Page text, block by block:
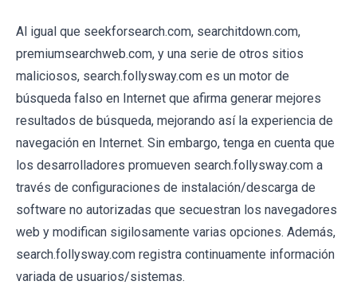
Al igual que seekforsearch.com, searchitdown.com,
premiumsearchweb.com, y una serie de otros sitios
maliciosos, search.follysway.com es un motor de
búsqueda falso en Internet que afirma generar mejores
resultados de búsqueda, mejorando así la experiencia de
navegación en Internet. Sin embargo, tenga en cuenta que
los desarrolladores promueven search.follysway.com a
través de configuraciones de instalación/descarga de
software no autorizadas que secuestran los navegadores
web y modifican sigilosamente varias opciones. Además,
search.follysway.com registra continuamente información
variada de usuarios/sistemas.